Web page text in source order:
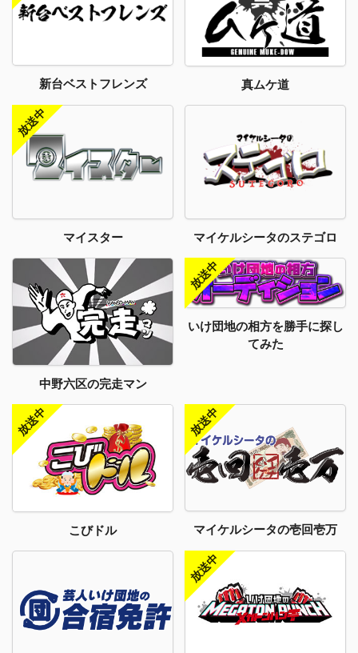
新台ベストフレンズ 真ムケ道
マイスター マイケルシータのステゴロ
中野六区の完走マン
いけ団地の相方を勝手に探し
てみた
こびドル マイケルシータの壱回壱万